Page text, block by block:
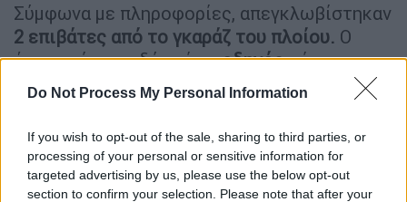
Do Not Process My Personal Information
If you wish to opt-out of the sale, sharing to third parties, or
processing of your personal or sensitive information for
targeted advertising by us, please use the below opt-out
section to confirm your selection. Please note that after your
Σύμφωνα με πληροφορίες, απεγκλωβίστηκαν
2 επιβάτες από το γκαράζ του πλοίου. Ο
ένας από τους δύο είναιοδηγός, είχε
επικοινωνήσει με τις Αρχές και είχε κάνει
για βοήθεια. Σκάφη έχουν σπεύσει
στο σημείορίχνουν νερόγια να σβήσουν τη
φωτιά, ενώ βάσει των νεότερων στοιχείων
έχουν διασωθεί 278 άτομα.